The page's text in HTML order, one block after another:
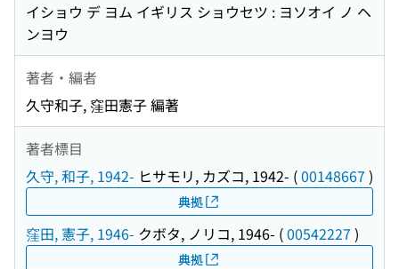
イショウ デ ヨム イギリス ショウセツ : ヨソオイ ノ ヘ
ンヨウ
著者・編者
久守和子, 窪田憲子 編著
著者標目
久守, 和子, 1942- ヒサモリ, カズコ, 1942- (00148667 )
典拠
窪田, 憲子, 1946- クボタ, ノリコ, 1946- (00542227 )
典拠